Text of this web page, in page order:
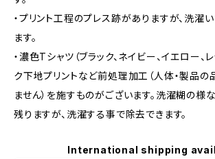
・プリント工程のプレス跡がありますが、洗濯
ます。
・濃色Tシャツ（ブラック、ネイビー、イエロー、
ク下地プリントなど前処理加工（人体・製品の
ません）を施すものがございます。洗濯糊の様
残りますが、洗濯する事で除去できます。
International shipping